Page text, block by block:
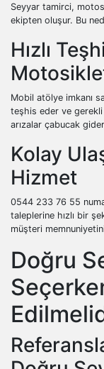
Seyyar tamirci,
ekipten oluşur. Bu
Hızlı
Mobil atölye imkanı
teşhis eder ve gerekli
arızalar çabucak
Kolay
Hizmet
0544 233 76 55
taleplerine hızlı bir
müşteri
Doğru